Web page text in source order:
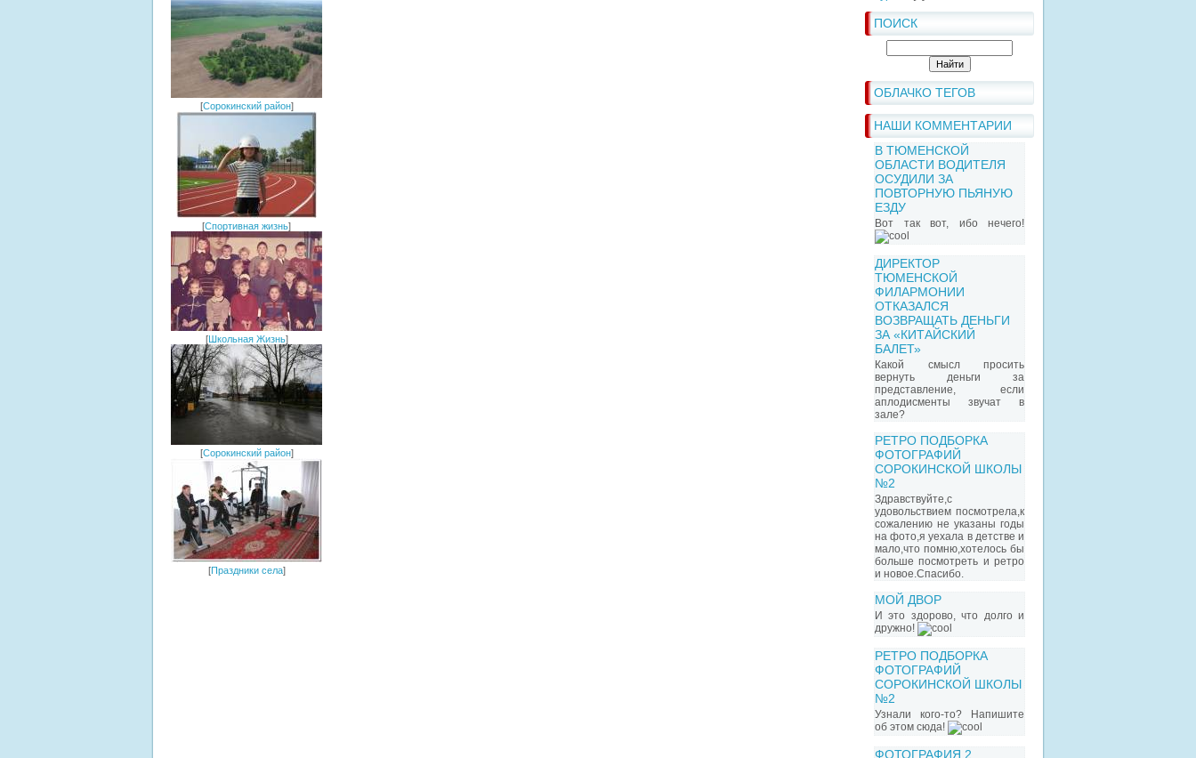
[Сорокинский район]
[Спортивная жизнь]
[Школьная Жизнь]
[Сорокинский район]
[Праздники села]
ПОИСК
ОБЛАЧКО ТЕГОВ
НАШИ КОММЕНТАРИИ
В ТЮМЕНСКОЙ
ОБЛАСТИ ВОДИТЕЛЯ
ОСУДИЛИ ЗА
ПОВТОРНУЮ ПЬЯНУЮ
ЕЗДУ
Вот так вот, ибо нечего!
ДИРЕКТОР
ТЮМЕНСКОЙ
ФИЛАРМОНИИ
ОТКАЗАЛСЯ
ВОЗВРАЩАТЬ ДЕНЬГИ
ЗА «КИТАЙСКИЙ
БАЛЕТ»
Какой смысл просить
вернуть деньги за
представление, если
аплодисменты звучат в
зале?
РЕТРО ПОДБОРКА
ФОТОГРАФИЙ
СОРОКИНСКОЙ ШКОЛЫ
№2
Здравствуйте,с
удовольствием посмотрела,к
сожалению не указаны годы
на фото,я уехала в детстве и
мало,что помню,хотелось бы
больше посмотреть и ретро
и новое.Спасибо.
МОЙ ДВОР
И это здорово, что долго и
дружно!
РЕТРО ПОДБОРКА
ФОТОГРАФИЙ
СОРОКИНСКОЙ ШКОЛЫ
№2
Узнали кого-то? Напишите
об этом сюда!
ФОТОГРАФИЯ 2